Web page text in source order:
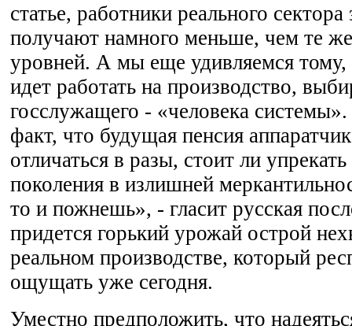
статье, работники реального
получают намного меньше, чем те
уровней. А мы еще удивляемся
идет работать на производство,
госслужащего - «человека
факт, что будущая пенсия
отличаться в разы, стоит ли
поколения в излишней
то и пожнешь», - гласит русская
придется горький урожай острой
реальном производстве, который
ощущать уже сегодня.
Уместно предположить, что